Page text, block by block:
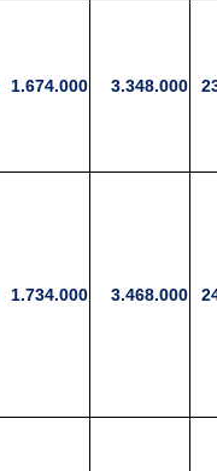
1.674.000 3.348.000
1.734.000 3.468.000